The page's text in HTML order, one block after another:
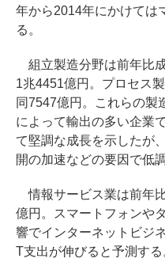
年から2014年にかけては
る。
組立製造分野は前年比
1兆4451億円。プロセス
同7547億円。これらの製
によって輸出の多い企業
て堅調な成長を示したが
開の加速などの要因で低
情報サービス業は前年
億円。スマートフォンや
響でインターネットビジ
T支出が伸びると予測する